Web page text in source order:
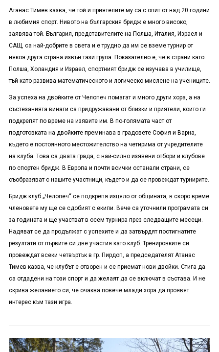
Атанас Тимев казва, че той и приятелите му са с опит от над 20 години
в любимия спорт. Нивото на българския бридж е много високо,
заявява той. България, представителите на Полша, Италия, Израел и
САЩ, са най-добрите в света и е трудно да им се вземе турнир от
някоя друга страна извън тази група. Показателно е, че в страни като
Полша, Холандия и Израел, спортният бридж се изучава в училище,
тъй като развива математическото и логическо мислене на учениците.
За успеха на двойките от Челопеч помагат и много други хора, а на
състезанията винаги са придружавани от близки и приятели, които ги
подкрепят по време на изявите им. В по-голямата част от
подготовката на двойките преминава в градовете София и Варна,
където е постоянното местожителство на четирима от учредителите
на клуба. Това са двата града, с най-силно изявени отбори и клубове
по спортен бридж. В Европа и почти всички останали страни, се
съобразяват с нашите участници, където и да се провеждат турнирите.
Бридж клуб „Челопеч“ се подкрепя изцяло от общината, в скоро време
членовете му ще се сдобият с екипи. Вече са уточнили програмата си
за годината и ще участват в осем турнира през следващите месеци.
Надяват се да продължат с успехите и да затвърдят постигнатите
резултати от първите си две участия като клуб. Тренировките си
провеждат всеки четвъртък в гр. Пирдоп, а председателят Атанас
Тимев казва, че клубът е отворен и се приемат нови двойки. Стига да
са отдадени на този спорт и да желаят да се включат в състава. И не
скрива желанието си, че очаква повече млади хора да проявят
интерес към тази игра.